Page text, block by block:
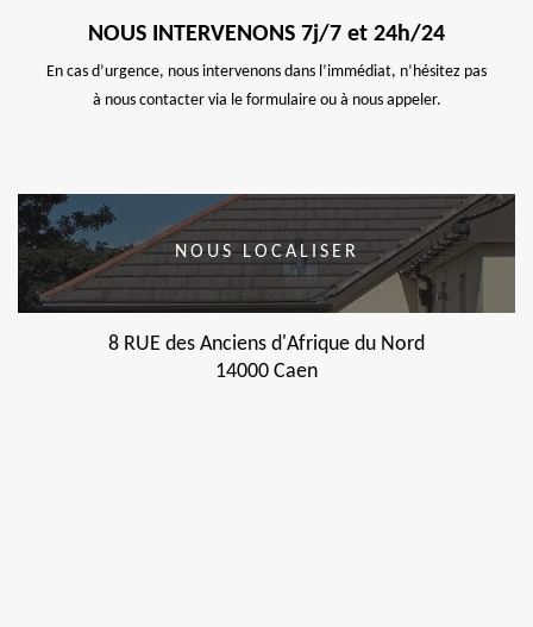
NOUS INTERVENONS 7j/7 et 24h/24
En cas d’urgence, nous intervenons dans l’immédiat, n’hésitez pas
à nous contacter via le formulaire ou à nous appeler.
NOUS LOCALISER
8 RUE des Anciens d'Afrique du Nord
14000 Caen